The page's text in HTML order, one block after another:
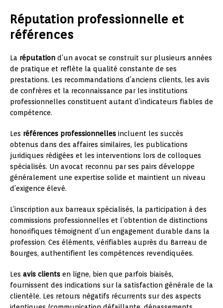
Réputation professionnelle et
références
La réputation d’un avocat se construit sur plusieurs années
de pratique et reflète la qualité constante de ses
prestations. Les recommandations d’anciens clients, les avis
de confrères et la reconnaissance par les institutions
professionnelles constituent autant d’indicateurs fiables de
compétence.
Les références professionnelles incluent les succès
obtenus dans des affaires similaires, les publications
juridiques rédigées et les interventions lors de colloques
spécialisés. Un avocat reconnu par ses pairs développe
généralement une expertise solide et maintient un niveau
d’exigence élevé.
L’inscription aux barreaux spécialisés, la participation à des
commissions professionnelles et l’obtention de distinctions
honorifiques témoignent d’un engagement durable dans la
profession. Ces éléments, vérifiables auprès du Barreau de
Bourges, authentifient les compétences revendiquées.
Les avis clients en ligne, bien que parfois biaisés,
fournissent des indications sur la satisfaction générale de la
clientèle. Les retours négatifs récurrents sur des aspects